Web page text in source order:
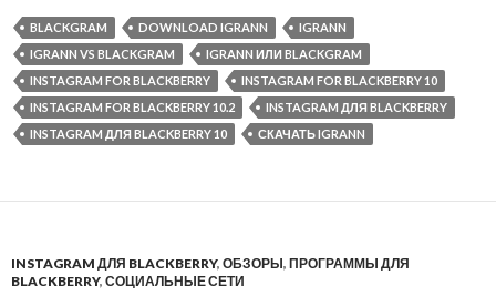
BLACKGRAM DOWNLOAD IGRANN
IGRANN
IGRANN VS BLACKGRAM
IGRANN ИЛИ BLACKGRAM
INSTAGRAM FOR BLACKBERRY
INSTAGRAM FOR BLACKBERRY 10
INSTAGRAM FOR BLACKBERRY 10.2
INSTAGRAM ДЛЯ BLACKBERRY
INSTAGRAM ДЛЯ BLACKBERRY 10
СКАЧАТЬ IGRANN
INSTAGRAM ДЛЯ BLACKBERRY, ОБЗОРЫ, ПРОГРАММЫ ДЛЯ
BLACKBERRY, СОЦИАЛЬНЫЕ СЕТИ